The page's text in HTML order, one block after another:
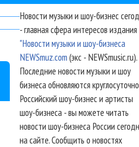
Новости музыки и шоу-бизнес
- главная сфера интересов издания
"Новости музыки и шоу-бизнеса
NEWSmuz.com(экс - NEWSmusic.ru).
Последние новости музыки и шоу
бизнеса обновляются
Российский шоу-бизнес и артисты
шоу-бизнеса - вы можете читать
новости шоу-бизнеса России
на сайте. Сообщить о новостях